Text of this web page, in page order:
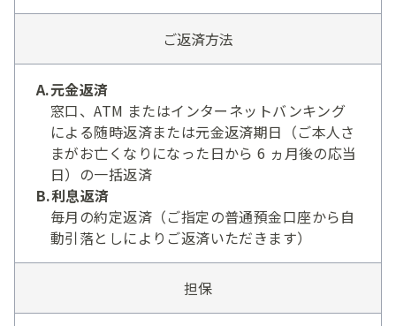
ご返済方法
A.元金返済
窓口、ATM またはインターネットバンキング
による随時返済または元金返済期日（ご本人さ
まがお亡くなりになった日から 6 ヵ月後の応当
日）の一括返済
B.利息返済
毎月の約定返済（ご指定の普通預金口座から自
動引落としによりご返済いただきます）
担保